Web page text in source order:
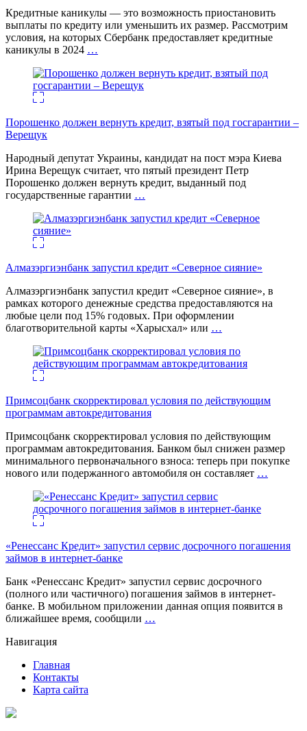
Кредитные каникулы — это возможность приостановить
выплаты по кредиту или уменьшить их размер. Рассмотрим
условия, на которых Сбербанк предоставляет кредитные
каникулы в 2024 …
Порошенко должен вернуть кредит, взятый под госгарантии –
Верещук
Народный депутат Украины, кандидат на пост мэра Киева
Ирина Верещук считает, что пятый президент Петр
Порошенко должен вернуть кредит, выданный под
государственные гарантии …
Алмазэргиэнбанк запустил кредит «Северное сияние»
Алмазэргиэнбанк запустил кредит «Северное сияние», в
рамках которого денежные средства предоставляются на
любые цели под 15% годовых. При оформлении
благотворительной карты «Харысхал» или …
Примсоцбанк скорректировал условия по действующим
программам автокредитования
Примсоцбанк скорректировал условия по действующим
программам автокредитования. Банком был снижен размер
минимального первоначального взноса: теперь при покупке
нового или подержанного автомобиля он составляет …
«Ренессанс Кредит» запустил сервис досрочного погашения
займов в интернет-банке
Банк «Ренессанс Кредит» запустил сервис досрочного
(полного или частичного) погашения займов в интернет-
банке. В мобильном приложении данная опция появится в
ближайшее время, сообщили …
Навигация
Главная
Контакты
Карта сайта